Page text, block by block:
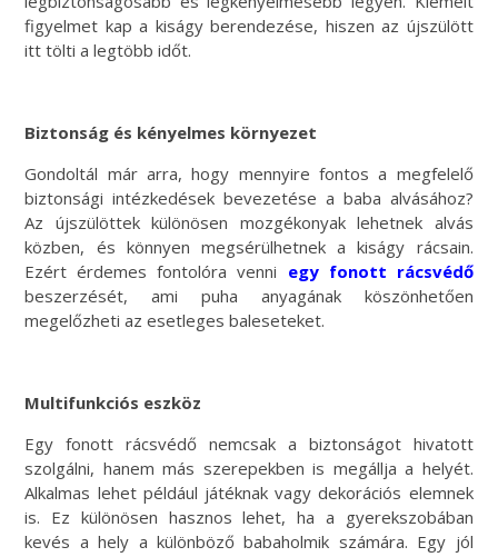
figyelmet kap a kiságy berendezése, hiszen az újszülött
itt tölti a legtöbb időt.
Biztonság és kényelmes környezet
Gondoltál már arra, hogy mennyire fontos a megfelelő
biztonsági intézkedések bevezetése a baba alvásához?
Az újszülöttek különösen mozgékonyak lehetnek alvás
közben, és könnyen megsérülhetnek a kiságy rácsain.
Ezért érdemes fontolóra venni egy fonott rácsvédő
beszerzését, ami puha anyagának köszönhetően
megelőzheti az esetleges baleseteket.
Multifunkciós eszköz
Egy fonott rácsvédő nemcsak a biztonságot hivatott
szolgálni, hanem más szerepekben is megállja a helyét.
Alkalmas lehet például játéknak vagy dekorációs elemnek
is. Ez különösen hasznos lehet, ha a gyerekszobában
kevés a hely a különböző babaholmik számára. Egy jól